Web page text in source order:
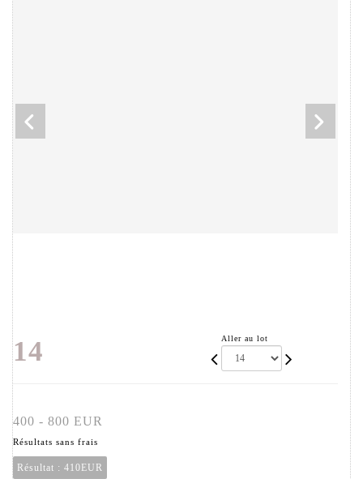
14 Aller au lot
400 - 800 EUR
Résultats sans frais
Résultat : 410EUR